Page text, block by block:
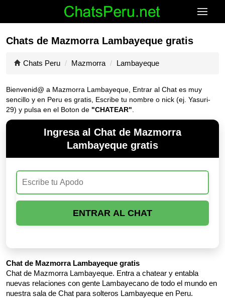
Chats de Mazmorra Lambayeque gratis
Chats Peru Mazmorra Lambayeque
Bienvenid@ a Mazmorra Lambayeque, Entrar al Chat es muy
sencillo y en Peru es gratis, Escribe tu nombre o nick (ej. Yasuri-
29) y pulsa en el Boton de "CHATEAR"
Ingresa al Chat de Mazmorra
Lambayeque gratis
ENTRAR AL CHAT
Chat de Mazmorra Lambayeque gratis
Chat de Mazmorra Lambayeque. Entra a chatear y entabla
nuevas relaciones con gente Lambayecano de todo el mundo en
nuestra sala de Chat para solteros Lambayeque en Peru.